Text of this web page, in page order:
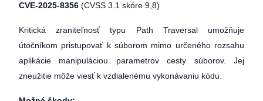
CVE-2025-8356 (CVSS 3.1 skóre 9,8)
Kritická zraniteľnosť typu Path Traversal umožňuje
útočníkom pristupovať k súborom mimo určeného rozsahu
aplikácie manipuláciou parametrov cesty súborov. Jej
zneužitie môže viesť k vzdialenému vykonávaniu kódu.